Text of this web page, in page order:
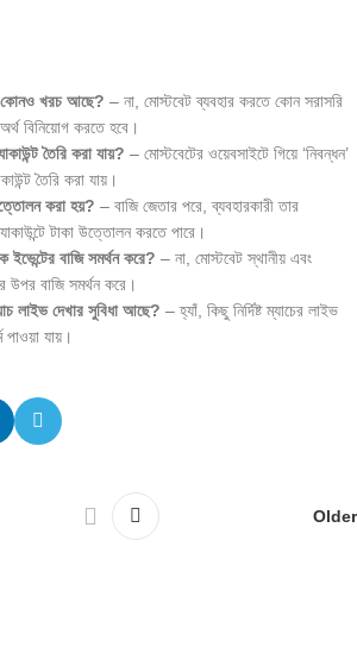
কোনও খরচ আছে? – না, মোস্টবেট ব্যবহার করতে কোন সরাসরি
বিনিয়োগ করতে হবে।
তৈরি করা যায়? – মোস্টবেটের ওয়েবসাইটে গিয়ে ‘নিবন্ধন’
তৈরি করা যায়।
করা হয়? – বাজি জেতার পরে, ব্যবহারকারী তার
টাকা উত্তোলন করতে পারে।
বাজি সমর্থন করে? – না, মোস্টবেট স্থানীয় এবং
উপর বাজি সমর্থন করে।
লাইভ দেখার সুবিধা আছে? – হ্যাঁ, কিছু নির্দিষ্ট ম্যাচের লাইভ
পাওয়া যায়।
Older